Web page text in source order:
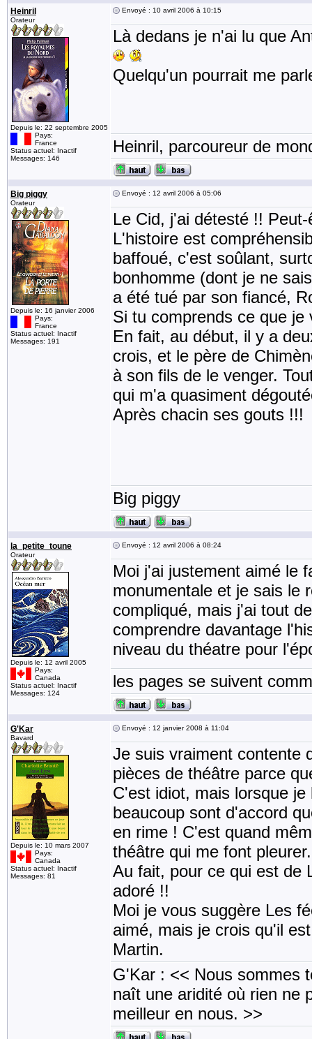
Heinril
Orateur
Depuis le: 22 septembre 2005
Pays:
France
Status actuel: Inactif
Messages: 146
Envoyé : 10 avril 2006 à 10:15
Là dedans je n'ai lu que
Quelqu'un pourrait me
Heinril, parcoureur de
Big piggy
Orateur
Depuis le: 16 janvier 2006
Pays:
France
Status actuel: Inactif
Messages: 191
Envoyé : 12 avril 2006 à 05:06
Le Cid, j'ai détesté !!
L'histoire est
baffoué, c'est soûlant,
bonhomme (dont je ne
a été tué par son fiancé,
Si tu comprends ce que
En fait, au début, il y a
crois, et le père de
à son fils de le venger.
qui m'a quasiment
Après chacin ses gouts !!!
Big piggy
la_petite_toune
Orateur
Depuis le: 12 avril 2005
Pays:
Canada
Status actuel: Inactif
Messages: 124
Envoyé : 12 avril 2006 à 08:24
Moi j'ai justement aimé le
monumentale et je sais le
compliqué, mais j'ai tout
comprendre davantage
niveau du théatre pour
les pages se suivent
G'Kar
Bavard
Depuis le: 10 mars 2007
Pays:
Canada
Status actuel: Inactif
Messages: 81
Envoyé : 12 janvier 2008 à 11:04
Je suis vraiment contente
pièces de théâtre parce
C'est idiot, mais lorsque
beaucoup sont d'accord
en rime ! C'est quand
théâtre qui me font pleurer.
Au fait, pour ce qui est de
adoré !!
Moi je vous suggère Les
aimé, mais je crois qu'il
Martin.
G'Kar : << Nous sommes
naît une aridité où rien ne
meilleur en nous. >>